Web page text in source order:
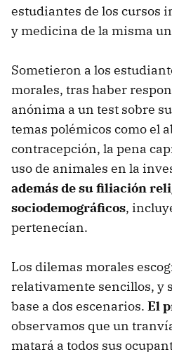
estudiantes de los cursos
y medicina de la misma
Sometieron a los
morales, tras haber
anónima a un test sobre
temas polémicos como el
contracepción, la pena
uso de animales en la
además de su filiación
sociodemográficos,
pertenecían.
Los dilemas morales
relativamente sencillos, y
base a dos escenarios. El
observamos que un
matará a todos sus